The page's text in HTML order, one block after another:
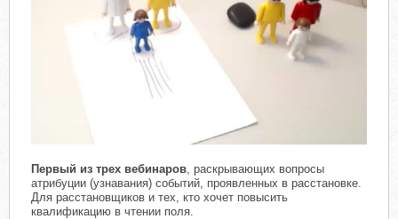
Первый из трех вебинаров , раскрывающих вопросы
атрибуции (узнавания) событий, проявленных в расстановке.
Для расстановщиков и тех, кто хочет повысить
квалификацию в чтении поля.